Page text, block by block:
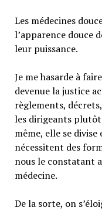
Les médecines
l’apparence douce
leur puissance.
Je me hasarde à
devenue la justice
règlements,
les dirigeants plutôt
même, elle se
nécessitent des
nous le constatant
médecine.
De la sorte, on